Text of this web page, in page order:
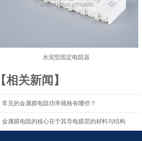
水泥型固定电阻器
【相关新闻】
常见的金属膜电阻功率规格有哪些？
金属膜电阻的核心在于其导电膜层的材料与结构